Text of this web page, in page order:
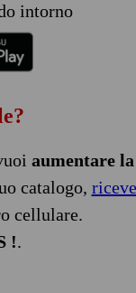
intorno
aumentare
catalogo,
cellulare.
!.